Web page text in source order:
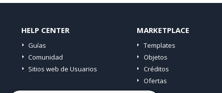
usandohttps://www.swisstransfer.com/ou serviços
Obrigado.
HELP CENTER
Guías
Comunidad
Sitios web de Usuarios
MARKETPLACE
Templates
Objetos
Créditos
Ofertas